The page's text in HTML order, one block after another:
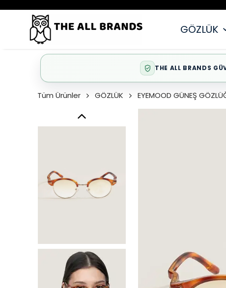
GÖZLÜK
THE ALL BRANDS
Tüm Ürünler GÖZLÜK EYEMOOD GÜNEŞ